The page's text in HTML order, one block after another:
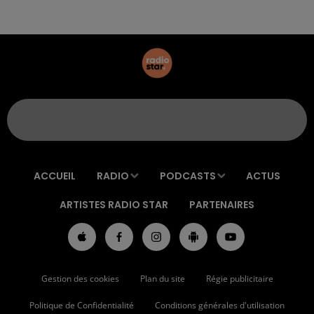
ACCUEIL RADIO PODCASTS ACTUS
ARTISTES RADIO STAR PARTENAIRES
Gestion des cookies Plan du site Régie publicitaire
Politique de Confidentialité Conditions générales d'utilisation